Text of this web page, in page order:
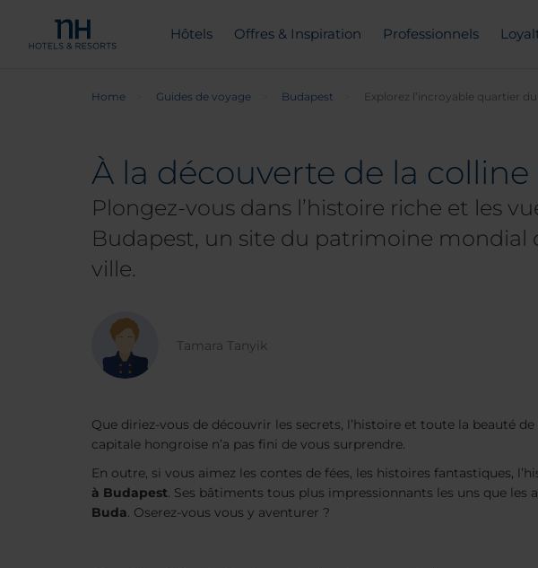
Hôtels Offres & Inspiration Professionnels
Home Guides de voyage Budapest Explorez l’incroyable quartier
À la découverte de la
Plongez-vous dans l’histoire riche et les
Budapest, un site du patrimoine mondial
ville.
Tamara Tanyik
Que diriez-vous de découvrir les secrets, l’histoire et toute la beauté
capitale hongroise n’a pas fini de vous surprendre.
En outre, si vous aimez les contes de fées, les histoires fantastiques,
à Budapest. Ses bâtiments tous plus impressionnants les uns que
Buda. Oserez-vous vous y aventurer ?